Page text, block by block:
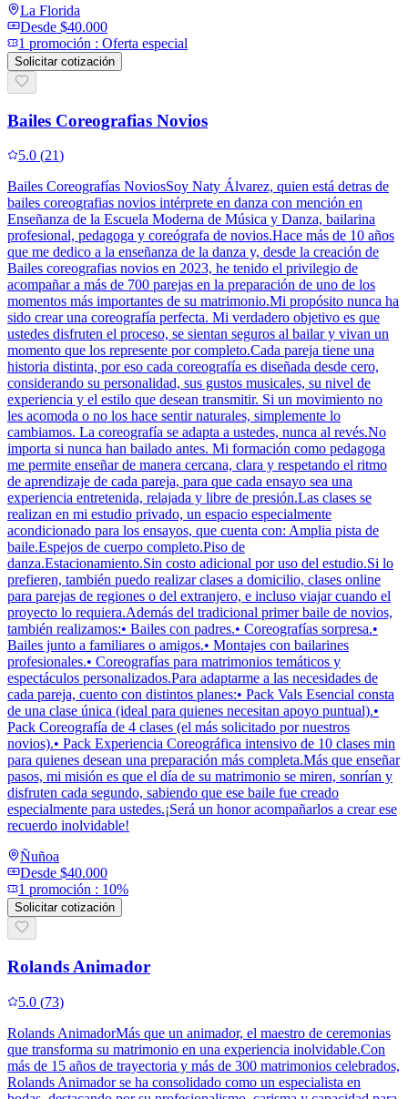
La Florida
Desde $40.000
1 promoción : Oferta especial
Solicitar cotización
Bailes Coreografias Novios
5.0 (21)
Bailes Coreografías NoviosSoy Naty Álvarez, quien está detras de
bailes coreografias novios intérprete en danza con mención en
Enseñanza de la Escuela Moderna de Música y Danza, bailarina
profesional, pedagoga y coreógrafa de novios.Hace más de 10 años
que me dedico a la enseñanza de la danza y, desde la creación de
Bailes coreografias novios en 2023, he tenido el privilegio de
acompañar a más de 700 parejas en la preparación de uno de los
momentos más importantes de su matrimonio.Mi propósito nunca ha
sido crear una coreografía perfecta. Mi verdadero objetivo es que
ustedes disfruten el proceso, se sientan seguros al bailar y vivan un
momento que los represente por completo.Cada pareja tiene una
historia distinta, por eso cada coreografía es diseñada desde cero,
considerando su personalidad, sus gustos musicales, su nivel de
experiencia y el estilo que desean transmitir. Si un movimiento no
les acomoda o no los hace sentir naturales, simplemente lo
cambiamos. La coreografía se adapta a ustedes, nunca al revés.No
importa si nunca han bailado antes. Mi formación como pedagoga
me permite enseñar de manera cercana, clara y respetando el ritmo
de aprendizaje de cada pareja, para que cada ensayo sea una
experiencia entretenida, relajada y libre de presión.Las clases se
realizan en mi estudio privado, un espacio especialmente
acondicionado para los ensayos, que cuenta con: Amplia pista de
baile.Espejos de cuerpo completo.Piso de
danza.Estacionamiento.Sin costo adicional por uso del estudio.Si lo
prefieren, también puedo realizar clases a domicilio, clases online
para parejas de regiones o del extranjero, e incluso viajar cuando el
proyecto lo requiera.Además del tradicional primer baile de novios,
también realizamos:• Bailes con padres.• Coreografías sorpresa.•
Bailes junto a familiares o amigos.• Montajes con bailarines
profesionales.• Coreografías para matrimonios temáticos y
espectáculos personalizados.Para adaptarme a las necesidades de
cada pareja, cuento con distintos planes:• Pack Vals Esencial consta
de una clase única (ideal para quienes necesitan apoyo puntual).•
Pack Coreografía de 4 clases (el más solicitado por nuestros
novios).• Pack Experiencia Coreográfica intensivo de 10 clases min
para quienes desean una preparación más completa.Más que enseñar
pasos, mi misión es que el día de su matrimonio se miren, sonrían y
disfruten cada segundo, sabiendo que ese baile fue creado
especialmente para ustedes.¡Será un honor acompañarlos a crear ese
recuerdo inolvidable!
Ñuñoa
Desde $40.000
1 promoción : 10%
Solicitar cotización
Rolands Animador
5.0 (73)
Rolands AnimadorMás que un animador, el maestro de ceremonias
que transforma su matrimonio en una experiencia inolvidable.Con
más de 15 años de trayectoria y más de 300 matrimonios celebrados,
Rolands Animador se ha consolidado como un especialista en